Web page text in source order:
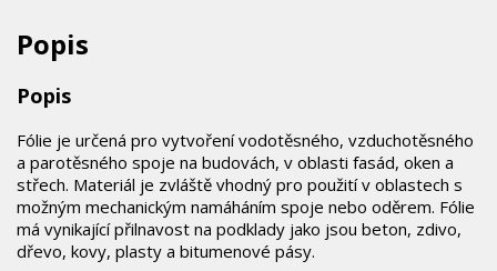
Popis
Popis
Fólie je určená pro vytvoření vodotěsného, vzduchotěsného
a parotěsného spoje na budovách, v oblasti fasád, oken a
střech. Materiál je zvláště vhodný pro použití v oblastech s
možným mechanickým namáháním spoje nebo oděrem. Fólie
má vynikající přilnavost na podklady jako jsou beton, zdivo,
dřevo, kovy, plasty a bitumenové pásy.